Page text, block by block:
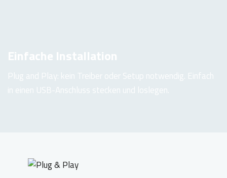
Einfache Installation
Plug and Play: kein Treiber oder Setup notwendig. Einfach
in einen USB-Anschluss stecken und loslegen.